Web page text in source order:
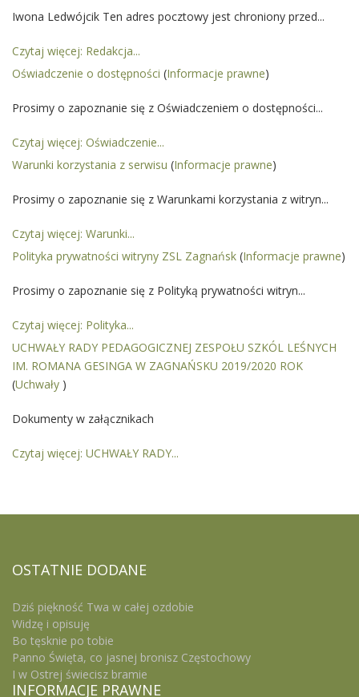
Iwona Ledwójcik Ten adres pocztowy jest chroniony przed...
Czytaj więcej: Redakcja...
Oświadczenie o dostępności (Informacje prawne)
Prosimy o zapoznanie się z Oświadczeniem o dostępności...
Czytaj więcej: Oświadczenie...
Warunki korzystania z serwisu (Informacje prawne)
Prosimy o zapoznanie się z Warunkami korzystania z witryn...
Czytaj więcej: Warunki...
Polityka prywatności witryny ZSL Zagnańsk (Informacje prawne)
Prosimy o zapoznanie się z Polityką prywatności witryn...
Czytaj więcej: Polityka...
UCHWAŁY RADY PEDAGOGICZNEJ ZESPOŁU SZKÓL LEŚNYCH
IM. ROMANA GESINGA W ZAGNAŃSKU 2019/2020 ROK
(Uchwały )
Dokumenty w załącznikach
Czytaj więcej: UCHWAŁY RADY...
OSTATNIE DODANE
Dziś piękność Twa w całej ozdobie
Widzę i opisuję
Bo tęsknie po tobie
Panno Święta, co jasnej bronisz Częstochowy
I w Ostrej świecisz bramie
INFORMACJE PRAWNE